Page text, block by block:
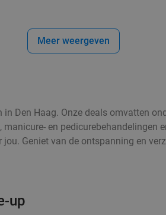
Meer weergeven
Den Haag. Onze deals omvatten
en pedicurebehandelingen
Geniet van de ontspanning en
up